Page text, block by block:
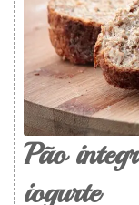
Pão
iogurte